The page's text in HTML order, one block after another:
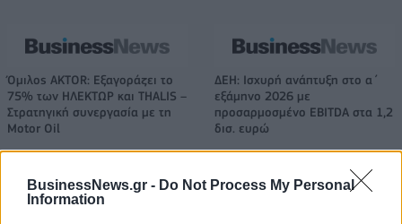
BusinessNews.gr - Do Not Process My Personal
Information
Όμιλος AKTOR: Εξαγοράζει το
75% των ΗΛΕΚΤΩΡ και THALIS –
Στρατηγική συνεργασία με τη
Motor Oil
ΔΕΗ: Ισχυρή ανάπτυξη στο α΄
εξάμηνο 2026 με
προσαρμοσμένο EBITDA στα 1,2
δισ. ευρώ
Η συμφωνία Arval-Athlon αναδιαμορφώνει την αγορά leasing